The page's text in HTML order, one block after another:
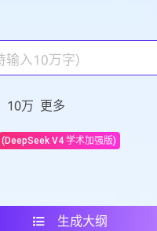
10万 更多
(DeepSeek V4 学术加强版)
生成大纲